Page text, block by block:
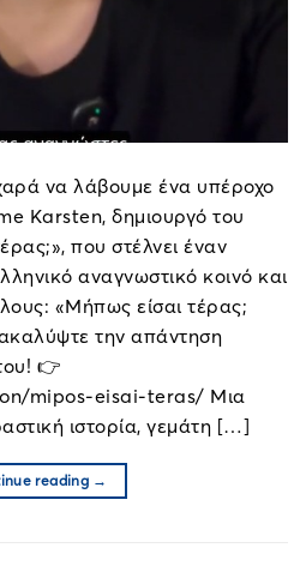
να λάβουμε ένα υπέροχο
Karsten, δημιουργό του
που στέλνει έναν
αναγνωστικό κοινό και
«Μήπως είσαι τέρας;
την απάντηση
👉
mipos-eisai-teras/ Μια
ιστορία, γεμάτη […]
reading →